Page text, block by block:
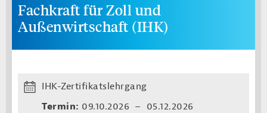
Fachkraft für Zoll und
Außenwirtschaft (IHK)
IHK-Zertifikatslehrgang
Termin: 09.10.2026 – 05.12.2026